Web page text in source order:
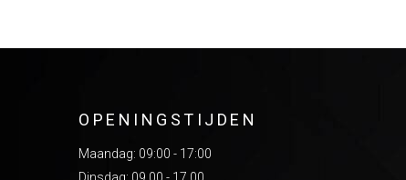
OPENINGSTIJDEN
Maandag: 09:00 - 17:00